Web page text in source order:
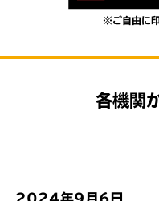
※ご自由に
各機関
2024年9月6日